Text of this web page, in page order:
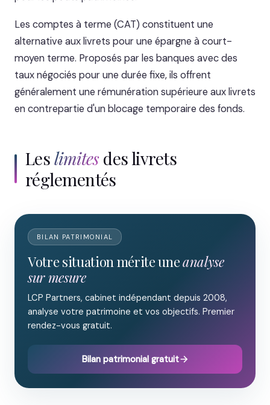
Les comptes à terme (CAT) constituent une
alternative aux livrets pour une épargne à court-
moyen terme. Proposés par les banques avec des
taux négociés pour une durée fixe, ils offrent
généralement une rémunération supérieure aux livrets
en contrepartie d'un blocage temporaire des fonds.
Leslimitesdes livrets
réglementés
BILAN PATRIMONIAL
Votre situation mérite uneanalyse
sur mesure
LCP Partners, cabinet indépendant depuis 2008,
analyse votre patrimoine et vos objectifs. Premier
rendez-vous gratuit.
Bilan patrimonial gratuit